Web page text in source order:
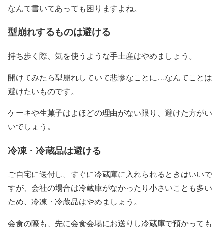
なんて書いてあっても困りますよね。
型崩れするものは避ける
持ち歩く際、気を使うような手土産はやめましょう。
開けてみたら型崩れしていて悲惨なことに…なんてことは
避けたいものです。
ケーキや生菓子はよほどの理由がない限り、避けた方がい
いでしょう。
冷凍・冷蔵品は避ける
ご自宅に送付し、すぐに冷蔵庫に入れられるときはいいで
すが、会社の場合は冷蔵庫がなかったり小さいことも多い
ため、冷凍・冷蔵品はやめましょう。
会食の際も、先に会食会場にお送りし冷蔵庫で預かっても